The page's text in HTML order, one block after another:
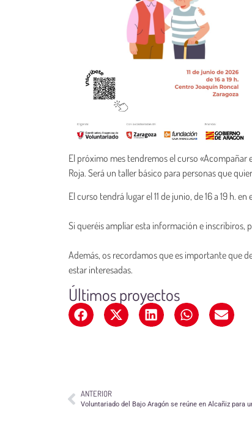
El próximo mes tendremos el curso
Roja. Será un taller básico para personas que
El curso tendrá lugar el 11 de junio, de 16 a 19 h.
Si queréis ampliar esta información e inscribiros,
Además, os recordamos que es importante que
estar interesadas.
Últimos proyectos
ANTERIOR
Voluntariado del Bajo Aragón se reúne en Alcañiz para